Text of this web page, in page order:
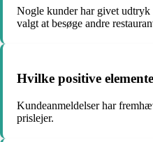
Nogle kunder har givet
valgt at besøge andre
Hvilke positive
Kundeanmeldelser har
prislejer.